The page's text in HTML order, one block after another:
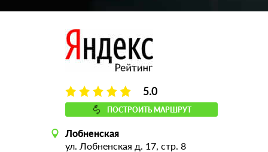
5.0
ПОСТРОИТЬ МАРШРУТ
Лобненская
ул. Лобненская д. 17, стр. 8